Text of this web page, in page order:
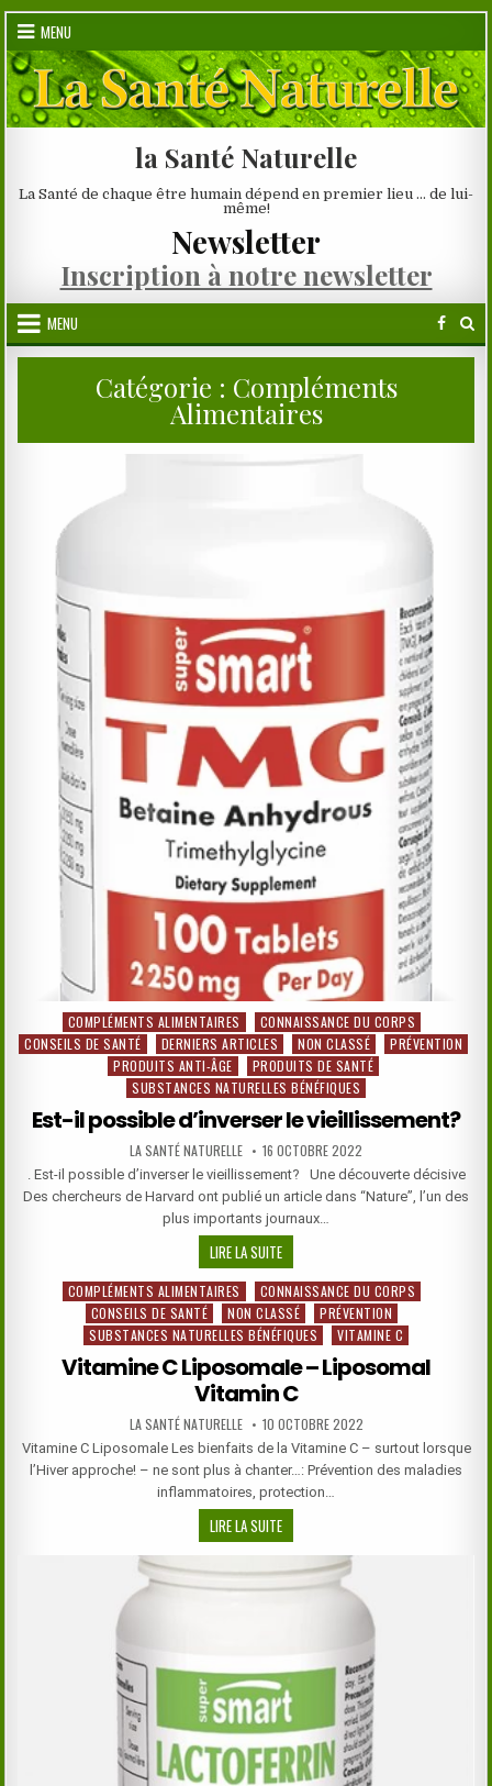
Skip
content
MENU
la Santé Naturelle
La Santé de chaque être humain dépend en premier lieu … de lui-
même!
Newsletter
Inscription à notre newsletter
MENU
Catégorie : Compléments
Alimentaires
Posted
in
COMPLÉMENTS ALIMENTAIRES
CONNAISSANCE DU CORPS
CONSEILS DE SANTÉ
DERNIERS ARTICLES NON CLASSÉ
PRÉVENTION
PRODUITS ANTI-ÂGE
PRODUITS DE SANTÉ
SUBSTANCES NATURELLES BÉNÉFIQUES
Est-il possible d’inverser le vieillissement?
AUTHOR:
LA SANTÉ NATURELLE PUBLISHED
DATE:
16 OCTOBRE 2022
. Est-il possible d’inverser le vieillissement? Une découverte décisive
Des chercheurs de Harvard ont publié un article dans “Nature”, l’un des
plus importants journaux…
LIRE LA SUITEEST-
IL
POSSIBLE
D’INVERSER
LE
VIEILLISSEMENT?
Posted
COMPLÉMENTS ALIMENTAIRES
CONNAISSANCE DU CORPS
CONSEILS DE SANTÉ
NON CLASSÉ
PRÉVENTION
SUBSTANCES NATURELLES BÉNÉFIQUES
VITAMINE C
Vitamine C Liposomale – Liposomal
Vitamin C
AUTHOR:
LA SANTÉ NATURELLE PUBLISHED
DATE:
10 OCTOBRE 2022
Vitamine C Liposomale Les bienfaits de la Vitamine C – surtout lorsque
l’Hiver approche! – ne sont plus à chanter…: Prévention des maladies
inflammatoires, protection…
LIRE LA SUITEVITAMINE
C
LIPOSOMALE
–